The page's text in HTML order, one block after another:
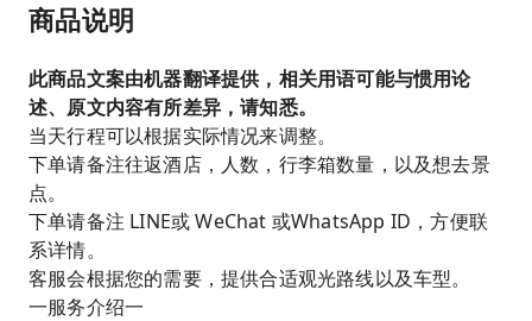
商品说明
此商品文案由机器翻译提供，相关用语可能与惯用论
述、原文内容有所差异，请知悉。
当天行程可以根据实际情况来调整。
下单请备注往返酒店，人数，行李箱数量，以及想去景
点。
下单请备注 LINE或 WeChat 或WhatsApp ID，方便联
系详情。
客服会根据您的需要，提供合适观光路线以及车型。
一服务介绍一